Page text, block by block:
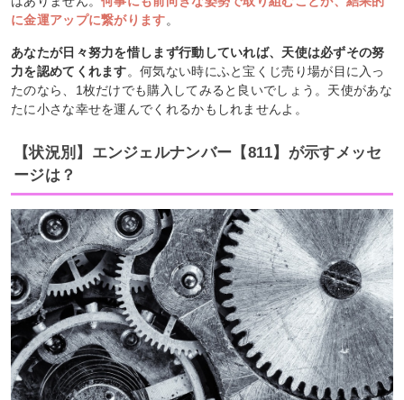
に金運アップに繋がります。
あなたが日々努力を惜しまず行動していれば、天使は必ずその努
力を認めてくれます。何気ない時にふと宝くじ売り場が目に入っ
たのなら、1枚だけでも購入してみると良いでしょう。天使があな
たに小さな幸せを運んでくれるかもしれませんよ。
【状況別】エンジェルナンバー【811】が示すメッセ
ージは？